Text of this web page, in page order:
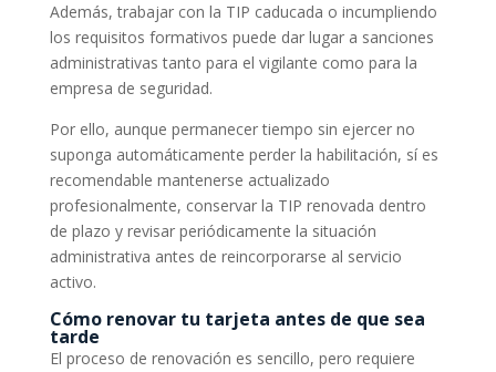
Además, trabajar con la TIP caducada o incumpliendo
los requisitos formativos puede dar lugar a sanciones
administrativas tanto para el vigilante como para la
empresa de seguridad.
Por ello, aunque permanecer tiempo sin ejercer no
suponga automáticamente perder la habilitación, sí es
recomendable mantenerse actualizado
profesionalmente, conservar la TIP renovada dentro
de plazo y revisar periódicamente la situación
administrativa antes de reincorporarse al servicio
activo.
Cómo renovar tu tarjeta antes de que sea
tarde
El proceso de renovación es sencillo, pero requiere